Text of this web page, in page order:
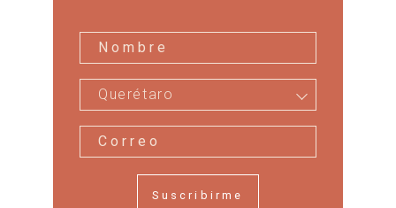
Querétaro
Suscribirme